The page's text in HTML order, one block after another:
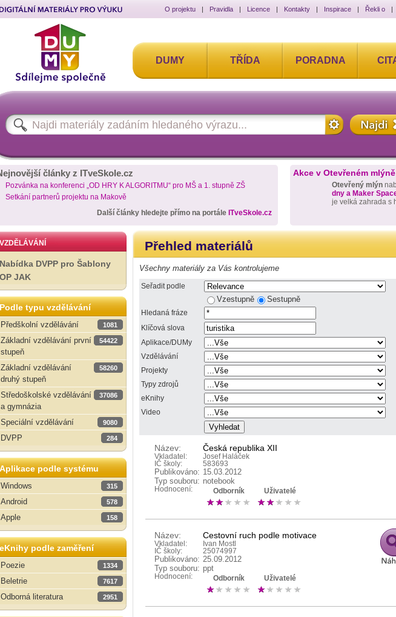
O projektu | Pravidla | Licence | Kontakty | Inspirace | Řekli o |
DUMY TŘÍDA PORADNA
články z ITveSkole.cz
Pozvánka na konferenci „OD HRY K ALGORITMU“ pro MŠ a 1. stupně ZŠ
Setkání partnerů projektu na Makově
Další články hledejte přímo na portále ITveSkole.cz
Akce v Otevřeném mlýně
Otevřený mlýn
dny a Maker
je velká zahrada s
VZDĚLÁVÁNÍ
Nabídka DVPP pro Šablony
OP JAK
Podle typu vzdělávání
Předškolní vzdělávání
1081
Základní vzdělávání první
stupeň
54422
Základní vzdělávání
druhý stupeň
58260
Středoškolské vzdělávání
a gymnázia
37086
Speciální vzdělávání 9080
DVPP 284
Aplikace podle systému
Windows
315
Android 578
Apple 158
eKnihy podle zaměření
Poezie
1334
Beletrie 7617
Odborná literatura 2951
Přehled materiálů
Všechny materiály za Vás kontrolujeme
Seřadit podle
Vzestupně Sestupně
Hledaná fráze
Klíčová slova
Aplikace/DUMy
Vzdělávání
Projekty
Typy zdrojů
eKnihy
Video
Název: Česká republika XII
Vkladatel:
Josef Haláček
IČ školy:
583693
Publikováno: 15.03.2012
Typ souboru: notebook
Hodnocení: Odborník Uživatelé
Název: Cestovní ruch podle motivace
Vkladatel:
Ivan Mostl
IČ školy:
25074997
Publikováno: 25.09.2012
Typ souboru: ppt
Hodnocení: Odborník Uživatelé